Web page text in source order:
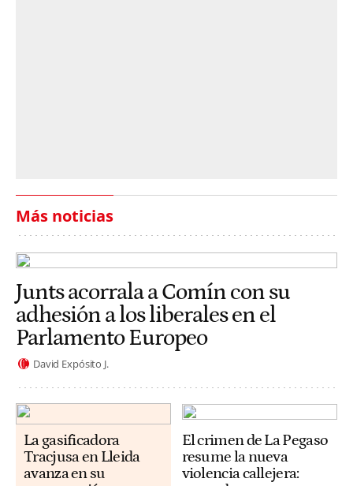
Más noticias
Junts acorrala a Comín con su
adhesión a los liberales en el
Parlamento Europeo
David Expósito J.
La gasificadora
Tracjusa en Lleida
avanza en su
El crimen de La Pegaso
resume la nueva
violencia callejera: